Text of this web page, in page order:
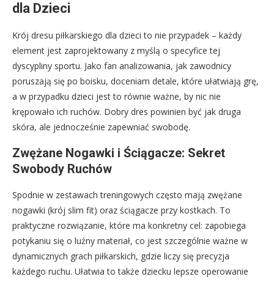
dla Dzieci
Krój dresu piłkarskiego dla dzieci to nie przypadek – każdy
element jest zaprojektowany z myślą o specyfice tej
dyscypliny sportu. Jako fan analizowania, jak zawodnicy
poruszają się po boisku, doceniam detale, które ułatwiają grę,
a w przypadku dzieci jest to równie ważne, by nic nie
krępowało ich ruchów. Dobry dres powinien być jak druga
skóra, ale jednocześnie zapewniać swobodę.
Zwężane Nogawki i Ściągacze: Sekret
Swobody Ruchów
Spodnie w zestawach treningowych często mają zwężane
nogawki (krój slim fit) oraz ściągacze przy kostkach. To
praktyczne rozwiązanie, które ma konkretny cel: zapobiega
potykaniu się o luźny materiał, co jest szczególnie ważne w
dynamicznych grach piłkarskich, gdzie liczy się precyzja
każdego ruchu. Ułatwia to także dziecku lepsze operowanie